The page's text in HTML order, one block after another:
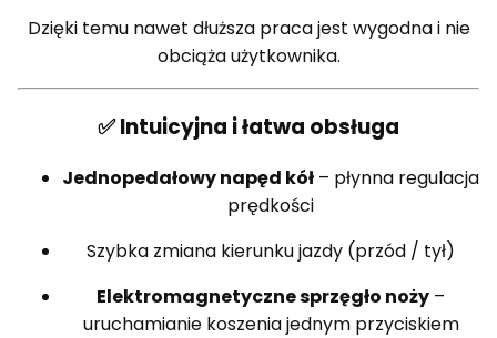
Dzięki temu nawet dłuższa praca jest wygodna i nie
obciąża użytkownika.
✅ Intuicyjna i łatwa obsługa
Jednopedałowy napęd kół – płynna regulacja
prędkości
Szybka zmiana kierunku jazdy (przód / tył)
Elektromagnetyczne sprzęgło noży –
uruchamianie koszenia jednym przyciskiem